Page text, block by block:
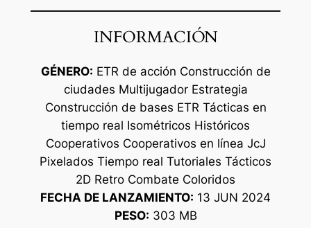
INFORMACIÓN
GÉNERO: ETR de acción Construcción de
ciudades Multijugador Estrategia
Construcción de bases ETR Tácticas en
tiempo real Isométricos Históricos
Cooperativos Cooperativos en línea JcJ
Pixelados Tiempo real Tutoriales Tácticos
2D Retro Combate Coloridos
FECHA DE LANZAMIENTO: 13 JUN 2024
PESO: 303 MB